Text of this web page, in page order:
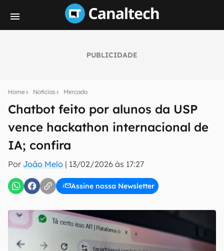
PUBLICIDADE
Home Notícias Mercado
Chatbot feito por alunos da USP
vence hackathon internacional de
IA; confira
Por João Melo | 13/02/2026 às 17:27
Assine nossa Newsletter
notícias e reviews sobre tecnologia em primeira
mão.
E-mail
inscreva-se
Uso e Política de Privacidade do Canaltech.